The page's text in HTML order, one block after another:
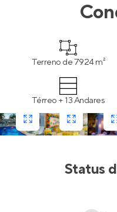
Terreno de 7924 m²
Térreo + 13 Andares
Status